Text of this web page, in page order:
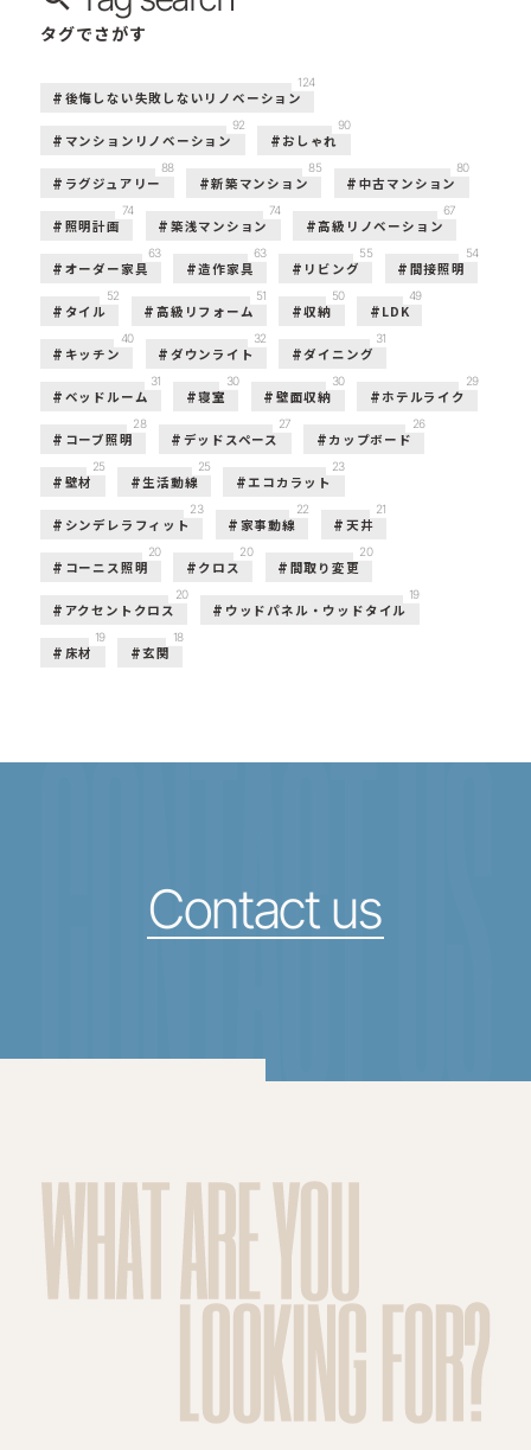
タグでさがす
後悔しない失敗しないリノベーション
124
マンションリノベーション
92
おしゃれ
90
ラグジュアリー
88
新築マンション
85
中古マンション
80
照明計画
74
築浅マンション
74
高級リノベーション
67
オーダー家具
63
造作家具
63
リビング
55
間接照明
54
タイル
52
高級リフォーム
51
収納
50
LDK
49
キッチン
40
ダウンライト
32
ダイニング
31
ベッドルーム
31
寝室
30
壁面収納
30
ホテルライク
29
コーブ照明
28
デッドスペース
27
カップボード
26
壁材
25
生活動線
25
エコカラット
23
シンデレラフィット
23
家事動線
22
天井
21
コーニス照明
20
クロス
20
間取り変更
20
アクセントクロス
20
ウッドパネル・ウッドタイル
19
床材
19
玄関
18
CONTACT US
Contact us
WHAT ARE YOU
LOOKING FOR?